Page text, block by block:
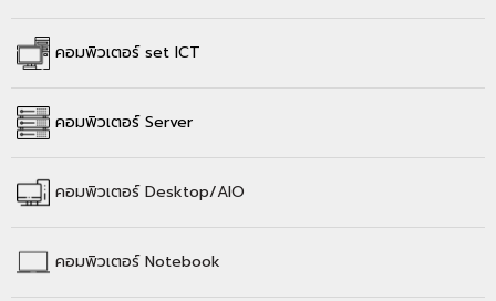
คอมพิวเตอร์ set ICT
คอมพิวเตอร์ Server
คอมพิวเตอร์Desktop/AIO
คอมพิวเตอร์Notebook